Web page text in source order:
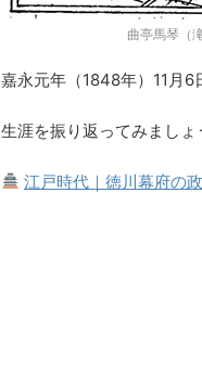
曲亭馬琴（
嘉永元年（1848年）11月6
生涯を振り返ってみましょ
江戸時代｜徳川幕府の